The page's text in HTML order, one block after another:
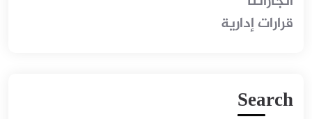
قرارات إدارية
SEARCH